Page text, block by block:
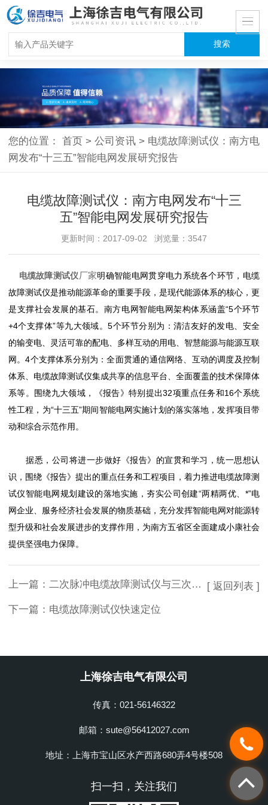
您的位置：首页 > 公司资讯 > 电缆故障测试仪：南方电
网发布“十三五”智能电网发展研究报告
电缆故障测试仪：南方电网发布“十三
五”智能电网发展研究报告
更新时间：2017-09-02 浏览量：3547
电缆故障测试仪厂家明确智能电网贯穿电力系统各个环节，电缆
故障测试仪是推动能源革命的重要手段，是现代能源体系的核心，更
是支撑社会发展的基石。南方电网智能电网架构体系涵盖“5个环节
+4个支撑体”等九大领域。5个环节分别为：清洁友好的发电、安全
的输变电、灵活可靠的配电、多样互动的用电、智慧能源与能源互联
网。4个支撑体系分别为：全面贯通的通信网络、互动的调度及控制
体系、电缆故障测试仪集成共享的信息平台、全面覆盖的技术保障体
系等。围绕九大领域，《报告》特别提出32项重点任务和16个系统
性工程，为“十三五”期间智能电网实施计划的落实落地，发挥项目带
动和综合示范作用。
据悉，公司将进一步做好《报告》的宣贯和学习，统一思想认
识，围绕《报告》提出的重点任务和工程项目，着力推进电缆故障测
试仪智能电网规划建设的落地实施，夯实公司创建“两精两优、*”电
网企业、服务经济社会发展的物质基础，充分发挥智能电网对能源转
型升级和社会发展进步的支撑作用，为南方五省区全面建成小康社会
提供坚强电力保障。
上一篇： 二次脉冲电缆故障测试仪与三次脉冲的区别
下一篇： 电缆故障测试仪快速定位
[ 返回列表 ]
上海徐吉电气有限公司
传真：021-56146322
邮箱：sute@56412027.com
地址：上海市宝山区水产西路680弄4号楼508
扫一扫，关注我们